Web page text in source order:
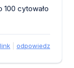
cytowało
link odpowiedz